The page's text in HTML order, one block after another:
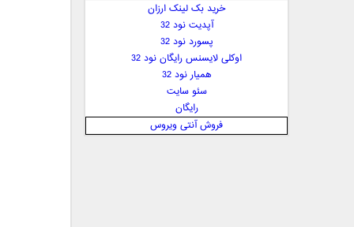
بهنام صفوی
پارسا چیلیک
خرید بک لینک ارزان
آپدیت نود 32
پسورد نود 32
اوکلی لایسنس رایگان نود 32
همیار نود 32
سئو سایت
رایگان
فروش آنتی ویروس